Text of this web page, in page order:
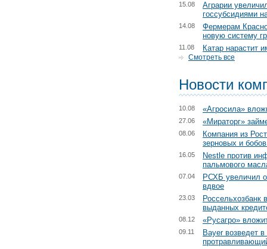
Аграрии
госсубсидиями
15.08
Фермерам
новую систему
14.08
Катар нарастит
11.08
Смотреть все
Новости
«Агросила»
10.08
«Мираторг»
27.06
Компания из
зерновых и
08.06
Nestle против
пальмового
16.05
РСХБ увеличил
вдвое
07.04
Россельхозбанк
выданных
23.03
«Русагро»
08.12
Bayer возведет
09.11